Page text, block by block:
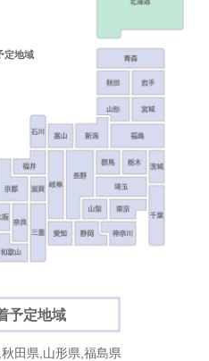
定地域
予定地域
田県,山形県,福島県